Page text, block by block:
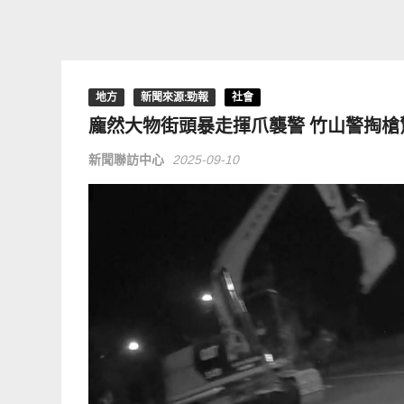
地方 新聞來源:勁報 社會
龐然大物街頭暴走揮爪襲警 竹山警掏
新聞聯訪中心 2025-09-10